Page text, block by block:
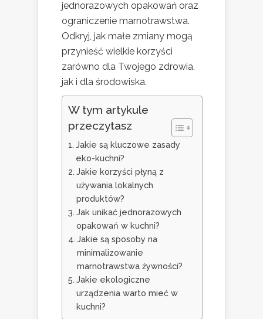
jednorazowych opakowań oraz
ograniczenie marnotrawstwa.
Odkryj, jak małe zmiany mogą
przynieść wielkie korzyści
zarówno dla Twojego zdrowia,
jak i dla środowiska.
W tym artykule
przeczytasz
Jakie są kluczowe zasady
eko-kuchni?
Jakie korzyści płyną z
używania lokalnych
produktów?
Jak unikać jednorazowych
opakowań w kuchni?
Jakie są sposoby na
minimalizowanie
marnotrawstwa żywności?
Jakie ekologiczne
urządzenia warto mieć w
kuchni?